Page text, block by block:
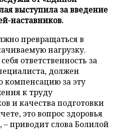
выступила за введение
наставников.
превращаться в
нагрузку.
ответственность за
должен
компенсацию за эту
к труду
и качества подготовки
это вопрос здоровья
приводит слова Болилой